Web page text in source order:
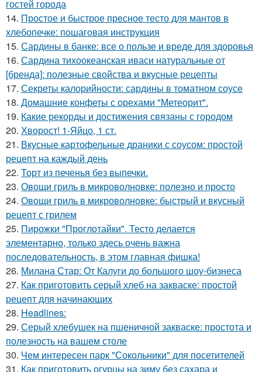
гостей города
14. Простое и быстрое пресное тесто для мантов в
хлебопечке: пошаговая инструкция
15. Сардины в банке: все о пользе и вреде для здоровья
16. Сардина тихоокеанская иваси натуральные от
[бренда]: полезные свойства и вкусные рецепты
17. Секреты калорийности: сардины в томатном соусе
18. Домашние конфеты с орехами "Метеорит".
19. Какие рекорды и достижения связаны с городом
20. Хворост! 1-Яйцо, 1 ст.
21. Вкусные картофельные драники с соусом: простой
рецепт на каждый день
22. Торт из печенья без выпечки.
23. Овощи гриль в микроволновке: полезно и просто
24. Овощи гриль в микроволновке: быстрый и вкусный
рецепт с грилем
25. Пирожки "Проглотайки". Тесто делается
элементарно, только здесь очень важна
последовательность, в этом главная фишка!
26. Милана Стар: От Калуги до большого шоу-бизнеса
27. Как приготовить серый хлеб на закваске: простой
рецепт для начинающих
28. Headlines:
29. Серый хлебушек на пшеничной закваске: простота и
полезность на вашем столе
30. Чем интересен парк "Сокольники" для посетителей
31. Как приготовить огурцы на зиму без сахара и